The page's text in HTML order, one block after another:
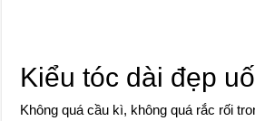
Kiểu tóc dài đẹp
Không quá cầu kì, không quá rắc rối